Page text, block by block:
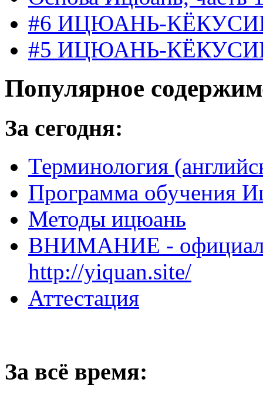
#6 ИЦЮАНЬ-
#5 ИЦЮАНЬ-
Популярное
За сегодня:
Терминология
Программа обучения
Методы ицюань
ВНИМАНИЕ -
http://yiquan.site/
Аттестация
За всё время: